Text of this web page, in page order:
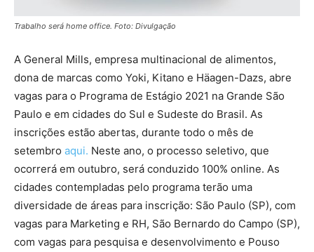
Trabalho será home office. Foto: Divulgação
A General Mills, empresa multinacional de alimentos,
dona de marcas como Yoki, Kitano e Häagen-Dazs, abre
vagas para o Programa de Estágio 2021 na Grande São
Paulo e em cidades do Sul e Sudeste do Brasil. As
inscrições estão abertas, durante todo o mês de
setembro aqui. Neste ano, o processo seletivo, que
ocorrerá em outubro, será conduzido 100% online. As
cidades contempladas pelo programa terão uma
diversidade de áreas para inscrição: São Paulo (SP), com
vagas para Marketing e RH, São Bernardo do Campo (SP),
com vagas para pesquisa e desenvolvimento e Pouso